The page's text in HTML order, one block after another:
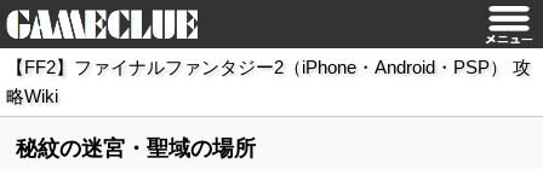
【FF2】ファイナルファンタジー2（iPhone・Android・PSP） 攻
略Wiki
秘紋の迷宮・聖域の場所